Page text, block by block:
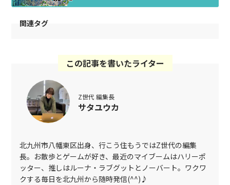
関連タグ
この記事を書いたライター
Z世代 編集長
サタユウカ
北九州市八幡東区出身、行こう住もうではZ世代の編集
長。お散歩とゲームが好き、最近のマイブームはハリーポ
ッター、推しはルーナ・ラブグットとノーバート。ワクワ
クする毎日を北九州から随時発信(^^)♪